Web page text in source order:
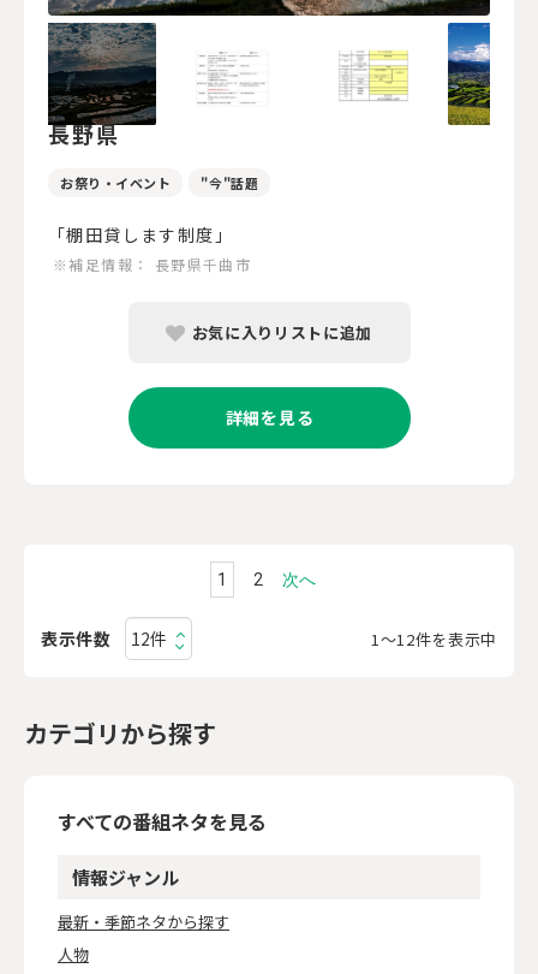
長野県
お祭り・イベント "今"話題
「棚田貸します制度」
※補足情報： 長野県千曲市
お気に入りリストに追加
詳細を見る
1 2 次へ
表示件数 1〜12件を表示中
カテゴリから探す
すべての番組ネタを見る
情報ジャンル
最新・季節ネタから探す
人物